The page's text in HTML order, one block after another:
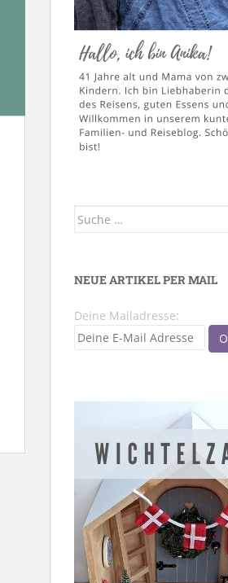
Suche
NEUE ARTIKEL PER MAIL
Deine Mailadresse: